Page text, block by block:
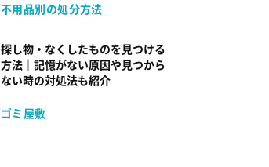
不用品別の処分方法
探し物・なくしたものを見つける
方法｜記憶がない原因や見つから
ない時の対処法も紹介
ゴミ屋敷